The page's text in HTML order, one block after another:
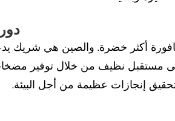
أكثر خضرة. والصين هي شريك
إلى مستقبل نظيف من خلال توفير
تحقيق إنجازات عظيمة من أجل البيئة.